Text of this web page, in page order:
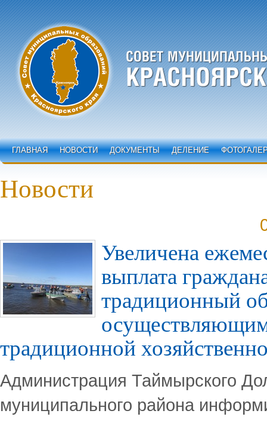
ГЛАВНАЯ НОВОСТИ ДОКУМЕНТЫ ДЕЛЕНИЕ
Новости
Увеличена
выплата
традиционный
традиционной
Администрация Таймырского
муниципального района